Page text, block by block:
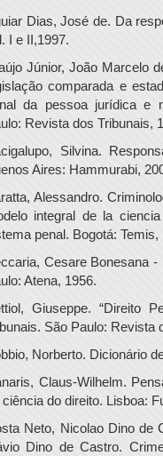
Dias, José de. Da
I e II,1997.
Júnior, João Marcelo
comparada e
da pessoa jurídica e
Revista dos Tribunais,
Silvina.
Aires: Hammurabi,
Alessandro.
integral de la
penal. Bogotá: Temis,
Cesare Bonesana
Atena, 1956.
Giuseppe. “Direito
São Paulo: Revista
Norberto. Dicionário
Claus-Wilhelm.
ciência do direito. Lisboa:
Neto, Nicolao Dino de
Dino de Castro.